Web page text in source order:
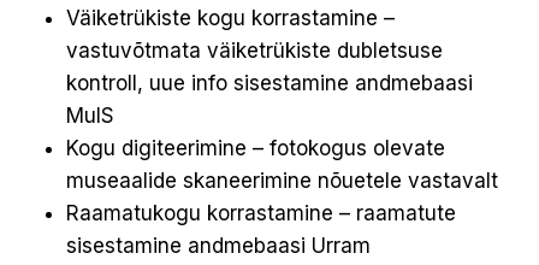
Väiketrükiste kogu korrastamine –
vastuvõtmata väiketrükiste dubletsuse
kontroll, uue info sisestamine andmebaasi
MuIS
Kogu digiteerimine – fotokogus olevate
museaalide skaneerimine nõuetele vastavalt
Raamatukogu korrastamine – raamatute
sisestamine andmebaasi Urram